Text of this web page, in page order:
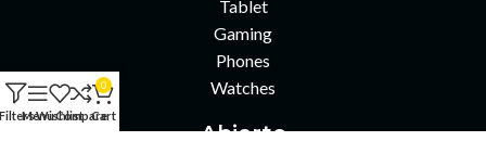
Tablet
Gaming
Phones
Watches
Abierto
MenuWishlist
Compare
0
Cart